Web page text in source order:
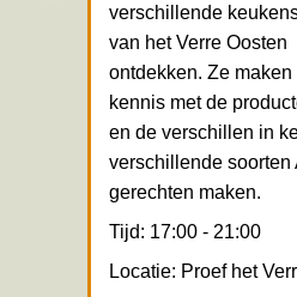
verschillende
van het Verre Oosten
ontdekken. Ze maken
kennis met de
en de verschillen in
verschillende soorten
gerechten maken.
Tijd: 17:00 - 21:00
Locatie: Proef het